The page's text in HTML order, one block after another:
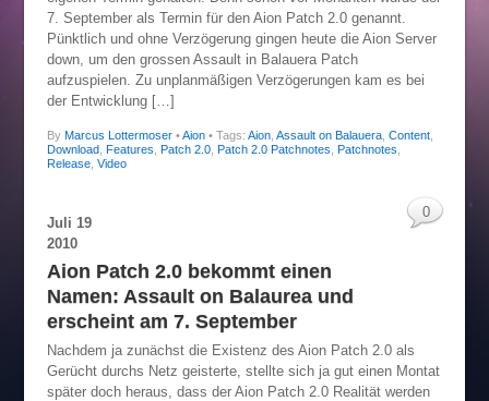
7. September als Termin für den Aion Patch 2.0 genannt.
Pünktlich und ohne Verzögerung gingen heute die Aion Server
down, um den grossen Assault in Balauera Patch
aufzuspielen. Zu unplanmäßigen Verzögerungen kam es bei
der Entwicklung […]
By Marcus Lottermoser• Aion • Tags: Aion, Assault on Balauera, Content,
Download, Features Patch 2.0, Patch 2.0 Patchnotes Patchnotes
Release, Video
Juli 19
2010
Aion Patch 2.0 bekommt einen
Namen: Assault on Balaurea und
erscheint am 7. September
Nachdem ja zunächst die Existenz des Aion Patch 2.0 als
Gerücht durchs Netz geisterte, stellte sich ja gut einen Montat
später doch heraus, dass der Aion Patch 2.0 Realität werden
0